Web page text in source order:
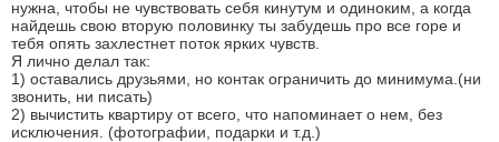
нужна, чтобы не чувствовать себя кинутум и одиноким, а когда
найдешь свою вторую половинку ты забудешь про все горе и
тебя опять захлестнет поток ярких чувств.
Я лично делал так:
1) оставались друзьями, но контак ограничить до минимума.(ни
звонить, ни писать)
2) вычистить квартиру от всего, что напоминает о нем, без
исключения. (фотографии, подарки и т.д.)